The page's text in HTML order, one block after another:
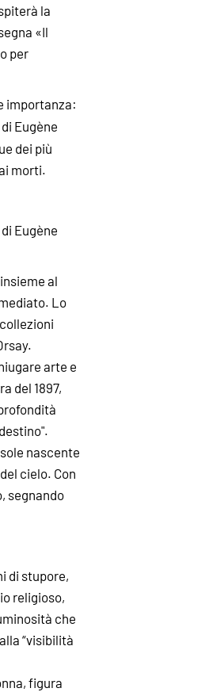
la
«Il
per
importanza:
di Eugène
dei più
morti.
di Eugène
al
Lo
arte e
del 1897,
nascente
cielo. Con
segnando
di stupore,
religioso,
che
“visibilità
figura